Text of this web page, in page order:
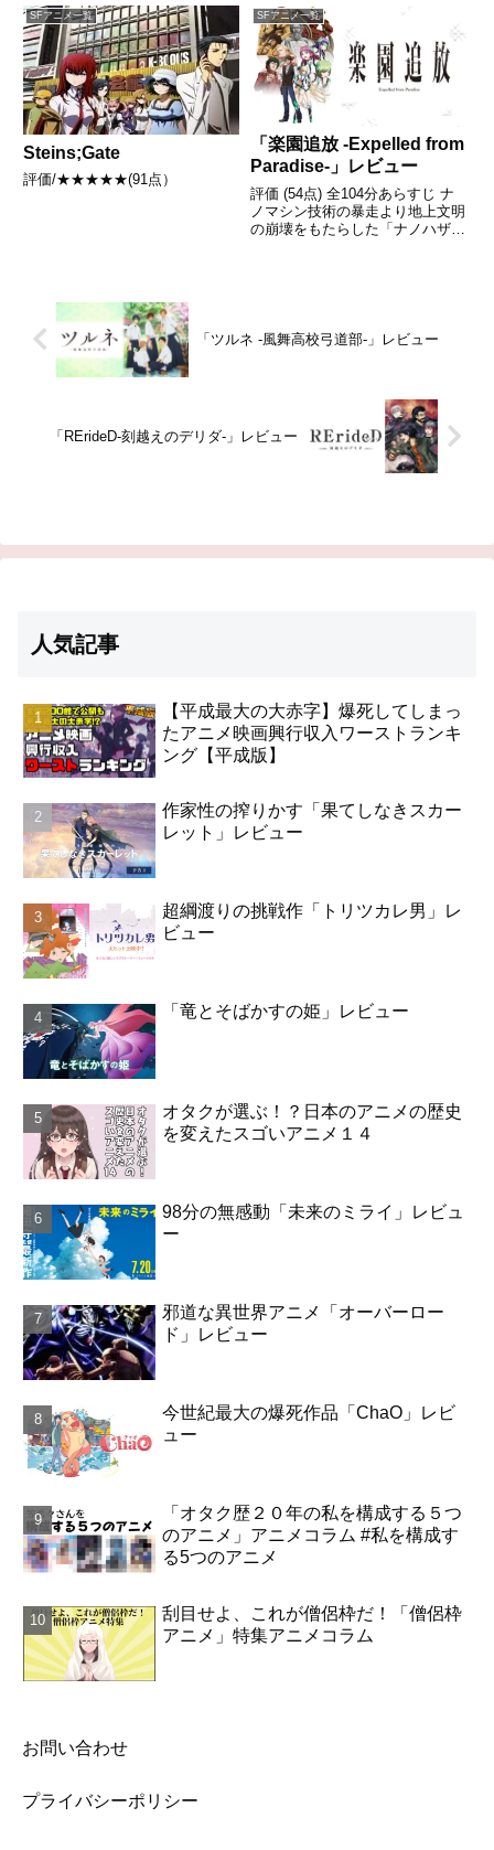
京。強化装甲を使った犯罪に対処
すべく創設された、ダイハチはロ
ゴスによるテロから日本を救った
ことで、今や日本中の注目を集
め...
り、仁科鳥子に助け出される。引
用- Wikipedia
SFアニメ一覧
Steins;Gate
評価/★★★★★(91点）
SFアニメ一覧
「楽園追放 -Expelled from
Paradise-」レビュー
評価 (54点) 全104分あらすじ ナ
ノマシン技術の暴走より地上文明
の崩壊をもたらした「ナノハザー
「ツルネ -風舞高校弓道部-」レビュー
「RErideD-刻越えのデリダ-」レビュー
人気記事
【平成最大の大赤字】爆死してしまっ
たアニメ映画興行収入ワーストランキ
ング【平成版】
作家性の搾りかす「果てしなきスカー
レット」レビュー
超綱渡りの挑戦作「トリツカレ男」レ
ビュー
「竜とそばかすの姫」レビュー
オタクが選ぶ！？日本のアニメの歴史
を変えたスゴいアニメ１４
98分の無感動「未来のミライ」レビュ
ー
邪道な異世界アニメ「オーバーロー
ド」レビュー
今世紀最大の爆死作品「ChaO」レビ
ュー
「オタク歴２０年の私を構成する５つ
のアニメ」アニメコラム #私を構成す
る5つのアニメ
刮目せよ、これが僧侶枠だ！「僧侶枠
アニメ」特集アニメコラム
お問い合わせ
プライバシーポリシー